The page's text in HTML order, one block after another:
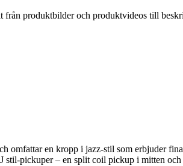
produktbilder och produktvideos till
omfattar en kropp i jazz-stil som erbjuder
stil-pickuper – en split coil pickup i mitten